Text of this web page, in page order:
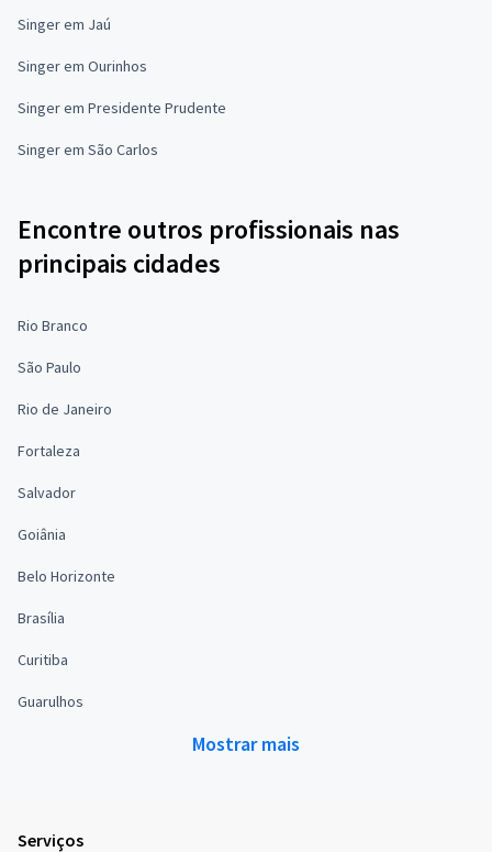
Singer em Jaú
Singer em Ourinhos
Singer em Presidente Prudente
Singer em São Carlos
Encontre outros profissionais nas
principais cidades
Rio Branco
São Paulo
Rio de Janeiro
Fortaleza
Salvador
Goiânia
Belo Horizonte
Brasília
Curitiba
Guarulhos
Mostrar mais
Serviços